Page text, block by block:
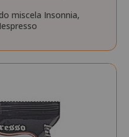
miscela Insonnia,